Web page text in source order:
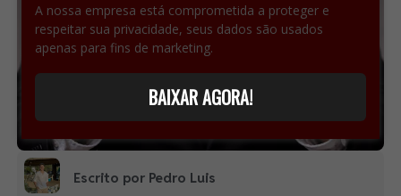
A nossa empresa está comprometida a proteger e
respeitar sua privacidade, seus dados são usados
apenas para fins de marketing.
BAIXAR AGORA!
Escrito por Pedro Luis